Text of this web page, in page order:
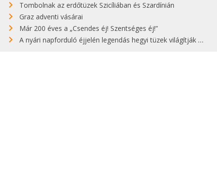
Tombolnak az erdőtüzek Szicíliában és Szardínián
Graz adventi vásárai
Már 200 éves a „Csendes éj! Szentséges éj!”
A nyári napforduló éjjelén legendás hegyi tüzek világítják meg Zugspitzét